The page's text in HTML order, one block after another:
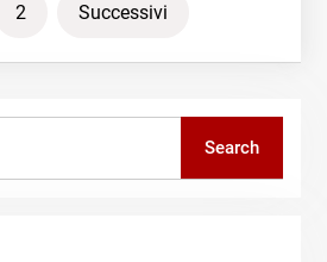
2 Successivi
Search